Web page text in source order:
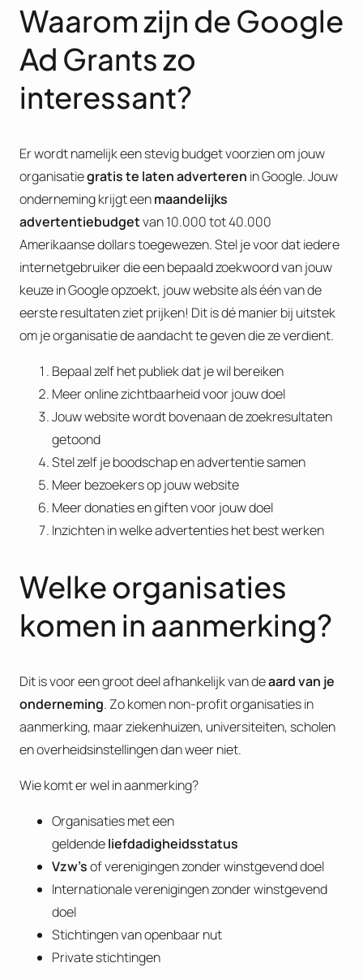
Waarom zijn de Google
Ad Grants zo
interessant?
Er wordt namelijk een stevig budget voorzien om jouw
organisatiegratis te laten adverteren in Google. Jouw
onderneming krijgt eenmaandelijks
advertentiebudgetvan 10.000 tot 40.000
Amerikaanse dollars toegewezen. Stel je voor dat iedere
internetgebruiker die een bepaald zoekwoord van jouw
keuze in Google opzoekt, jouw website als één van de
eerste resultaten ziet prijken! Dit is dé manier bij uitstek
om je organisatie de aandacht te geven die ze verdient.
Bepaal zelf het publiek dat je wil bereiken
Meer online zichtbaarheid voor jouw doel
Jouw website wordt bovenaan de zoekresultaten
getoond
Stel zelf je boodschap en advertentie samen
Meer bezoekers op jouw website
Meer donaties en giften voor jouw doel
Inzichten in welke advertenties het best werken
Welke organisaties
komen in aanmerking?
Dit is voor een groot deel afhankelijk van deaard van je
onderneming. Zo komen non-profit organisaties in
aanmerking, maar ziekenhuizen, universiteiten, scholen
en overheidsinstellingen dan weer niet.
Wie komt er wel in aanmerking?
Organisaties met een
geldendeliefdadigheidsstatus
Vzw’sof verenigingen zonder winstgevend doel
Internationale verenigingen zonder winstgevend
doel
Stichtingen van openbaar nut
Private stichtingen